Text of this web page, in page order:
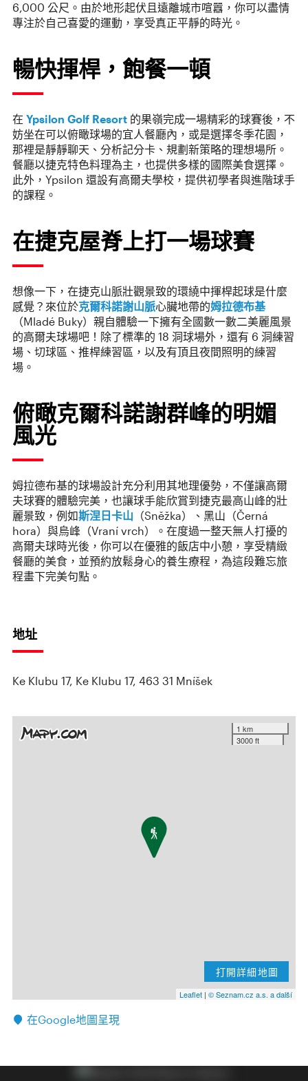
6,000 公尺。由於地形起伏且遠離城市喧囂，你可以盡情
專注於自己喜愛的運動，享受真正平靜的時光。
暢快揮桿，飽餐一頓
在 Ypsilon Golf Resort 的果嶺完成一場精彩的球賽後，不
妨坐在可以俯瞰球場的宜人餐廳內，或是選擇冬季花園，
那裡是靜靜聊天、分析記分卡、規劃新策略的理想場所。
餐廳以捷克特色料理為主，也提供多樣的國際美食選擇。
此外，Ypsilon 還設有高爾夫學校，提供初學者與進階球手
的課程。
在捷克屋脊上打一場球賽
想像一下，在捷克山脈壯觀景致的環繞中揮桿起球是什麼
感覺？來位於克爾科諾謝山脈心臟地帶的姆拉德布基
（Mladé Buky）親自體驗一下擁有全國數一數二美麗風景
的高爾夫球場吧！除了標準的 18 洞球場外，還有 6 洞練習
場、切球區、推桿練習區，以及有頂且夜間照明的練習
場。
俯瞰克爾科諾謝群峰的明媚
風光
姆拉德布基的球場設計充分利用其地理優勢，不僅讓高爾
夫球賽的體驗完美，也讓球手能欣賞到捷克最高山峰的壯
麗景致，例如斯涅日卡山 （Sněžka）、黑山（Černá
hora）與烏峰（Vraní vrch）。在度過一整天無人打擾的
高爾夫球時光後，你可以在優雅的飯店中小憩，享受精緻
餐廳的美食，並預約放鬆身心的養生療程，為這段難忘旅
程畫下完美句點。
地址
Ke Klubu 17, Ke Klubu 17, 463 31 Mníšek
1 km
3000 ft
打開詳細地圖
Leaflet | © Seznam.cz a.s. a další
在Google地圖呈現